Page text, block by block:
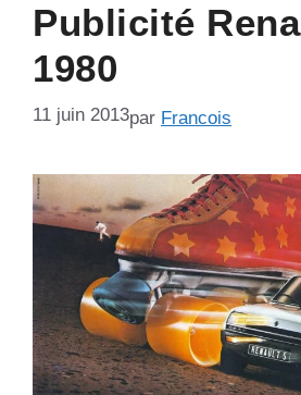
Publicité
1980
11 juin 2013par Francois